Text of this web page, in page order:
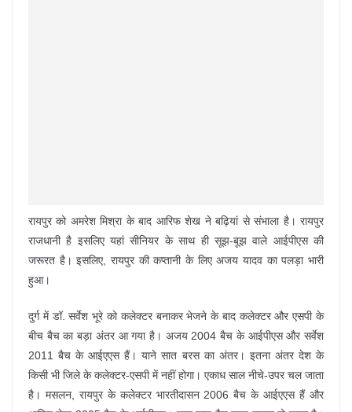
रायपुर को अमरेश मिश्रा के बाद आरिफ शेख ने बढ़ियां से संभाला है। रायपुर
राजधानी है इसलिए यहां सीनियर के साथ ही सूझ-बूझ वाले आईपीएस की
जरूरत है। इसलिए, रायपुर की कप्तानी के लिए अजय यादव का पलड़ा भारी
हुआ।
दुर्ग में डॉ. सर्वेश भूरे को कलेक्टर बनाकर भेजने के बाद कलेक्टर और एसपी के
बीच बैच का बड़ा अंतर आ गया है। अजय 2004 बैच के आईपीएस और सर्वेश
2011 बैच के आईएएस हैं। याने सात बरस का अंतर। इतना अंतर देश के
किसी भी जिले के कलेक्टर-एसपी में नहीं होगा। एकाध साल नीचे-उपर चल जाता
है। मसलन, रायपुर के कलेक्टर भारतीदासन 2006 बैच के आईएएस हैं और